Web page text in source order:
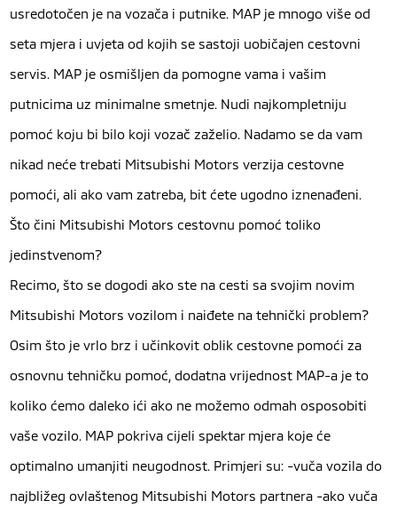
usredotočen je na vozača i putnike. MAP je mnogo više od
seta mjera i uvjeta od kojih se sastoji uobičajen cestovni
servis. MAP je osmišljen da pomogne vama i vašim
putnicima uz minimalne smetnje. Nudi najkompletniju
pomoć koju bi bilo koji vozač zaželio. Nadamo se da vam
nikad neće trebati Mitsubishi Motors verzija cestovne
pomoći, ali ako vam zatreba, bit ćete ugodno iznenađeni.
Što čini Mitsubishi Motors cestovnu pomoć toliko
jedinstvenom?
Recimo, što se dogodi ako ste na cesti sa svojim novim
Mitsubishi Motors vozilom i naiđete na tehnički problem?
Osim što je vrlo brz i učinkovit oblik cestovne pomoći za
osnovnu tehničku pomoć, dodatna vrijednost MAP-a je to
koliko ćemo daleko ići ako ne možemo odmah osposobiti
vaše vozilo. MAP pokriva cijeli spektar mjera koje će
optimalno umanjiti neugodnost. Primjeri su: -vuča vozila do
najbližeg ovlaštenog Mitsubishi Motors partnera -ako vuča